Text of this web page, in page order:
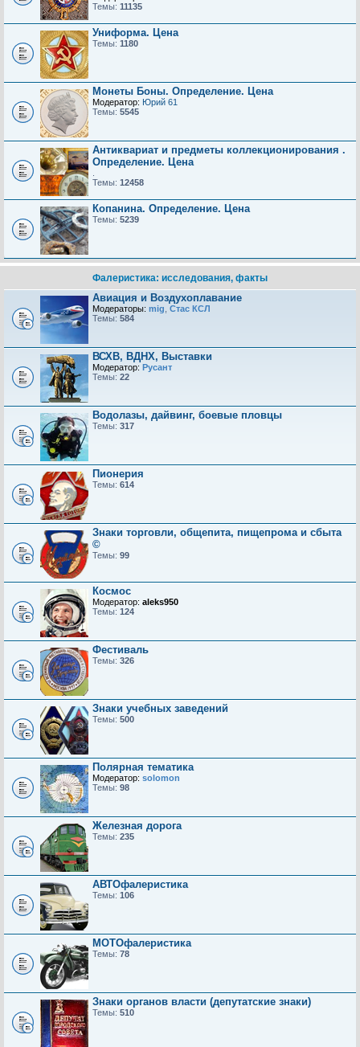
Темы: 11135
Униформа. Цена
Темы: 1180
Монеты Боны. Определение. Цена
Модератор: Юрий 61
Темы: 5545
Антиквариат и предметы коллекционирования .
Определение. Цена
Темы: 12458
Копанина. Определение. Цена
Темы: 5239
Фалеристика: исследования, факты
Авиация и Воздухоплавание
Модераторы: mig Стас КСЛ
Темы: 584
ВСХВ, ВДНХ, Выставки
Модератор: Русант
Темы: 22
Водолазы, дайвинг, боевые пловцы
Темы: 317
Пионерия
Темы: 614
Знаки торговли, общепита, пищепрома и сбыта
©
Темы: 99
Космос
Модератор: aleks950
Темы: 124
Фестиваль
Темы: 326
Знаки учебных заведений
Темы: 500
Полярная тематика
Модератор: solomon
Темы: 98
Железная дорога
Темы: 235
АВТОфалеристика
Темы: 106
МОТОфалеристика
Темы: 78
Знаки органов власти (депутатские знаки)
Темы: 510